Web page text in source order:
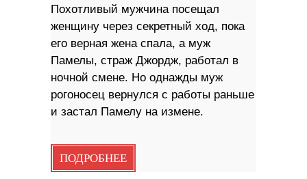
Похотливый мужчина посещал
женщину через секретный ход, пока
его верная жена спала, а муж
Памелы, страж Джордж, работал в
ночной смене. Но однажды муж
рогоносец вернулся с работы раньше
и застал Памелу на измене.
ПОДРОБНЕЕ